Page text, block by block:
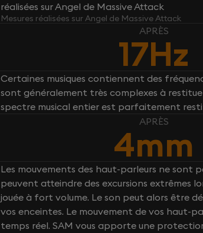
réalisées sur Angel de Massive Attack
Mesures réalisées sur Angel de Massive Attack
APRÈS
17Hz
Certaines musiques contiennent des
sont généralement très complexes à
spectre musical entier est parfaitement
APRÈS
4mm
Les mouvements des haut-parleurs ne sont
peuvent atteindre des excursions extrêmes
jouée à fort volume. Le son peut alors être
vos enceintes. Le mouvement de vos haut-
temps réel. SAM vous apporte une